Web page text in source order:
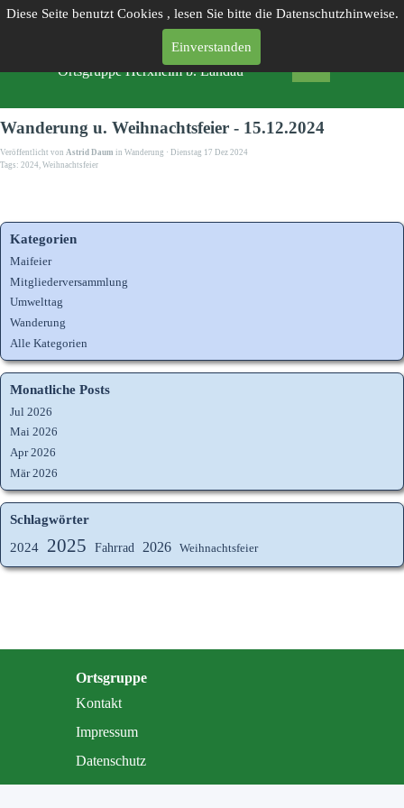
Diese Seite benutzt Cookies , lesen Sie bitte die Datenschutzhinweise.
Einverstanden
PFÄLZERWALD-VEREIN
Ortsgruppe Herxheim b. Landau
Wanderung u. Weihnachtsfeier - 15.12.2024
Veröffentlicht von Astrid Daum in Wanderung · Dienstag 17 Dez 2024
Tags: 2024, Weihnachtsfeier
Kategorien
Maifeier
Mitgliederversammlung
Umwelttag
Wanderung
Alle Kategorien
Monatliche Posts
Jul 2026
Mai 2026
Apr 2026
Mär 2026
Schlagwörter
2024
2025 Fahrrad 2026 Weihnachtsfeier
Ortsgruppe
Kontakt
Impressum
Datenschutz